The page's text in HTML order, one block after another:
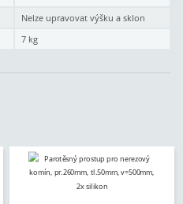
Nelze upravovat výšku a sklon
7 kg